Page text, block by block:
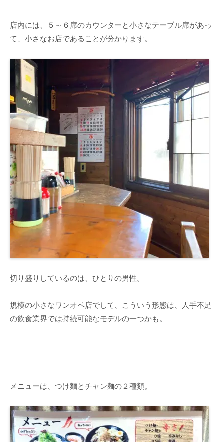
店内には、５～６席のカウンターと小さなテーブル席があっ
て、小さなお店であることが分かります。
切り盛りしているのは、ひとりの男性。
規模の小さなワンオペ店でして、こういう形態は、人手不足
の飲食業界では持続可能なモデルの一つかも。
メニューは、つけ麵とチャン麺の２種類。